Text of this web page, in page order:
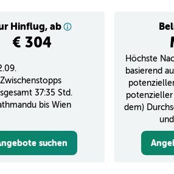
Hinflug, ab
€ 304
37:35 Std.
bis Wien
suchen
Höchste
basierend
potenzieller
dem)